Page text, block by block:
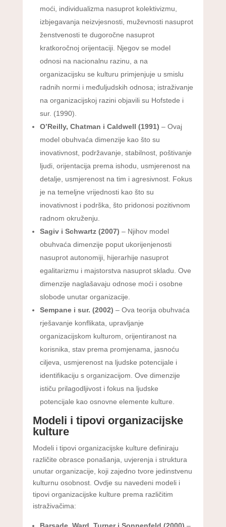
moći, individualizma nasuprot kolektivizmu,
izbjegavanja neizvjesnosti, muževnosti nasuprot
ženstvenosti te dugoročne nasuprot
kratkoročnoj orijentaciji. Njegov se model
odnosi na nacionalnu razinu, a na
organizacijsku se kulturu primjenjuje u smislu
radnih normi i međuljudskih odnosa; istraživanje
na organizacijskoj razini objavili su Hofstede i
sur. (1990).
O’Reilly, Chatman i Caldwell (1991) – Ovaj
model obuhvaća dimenzije kao što su
inovativnost, podržavanje, stabilnost, poštivanje
ljudi, orijentacija prema ishodu, usmjerenost na
detalje, usmjerenost na tim i agresivnost. Fokus
je na temeljne vrijednosti kao što su
inovativnost i podrška, što pridonosi pozitivnom
radnom okruženju.
Sagiv i Schwartz (2007) – Njihov model
obuhvaća dimenzije poput ukorijenjenosti
nasuprot autonomiji, hijerarhije nasuprot
egalitarizmu i majstorstva nasuprot skladu. Ove
dimenzije naglašavaju odnose moći i osobne
slobode unutar organizacije.
Sempane i sur. (2002) – Ova teorija obuhvaća
rješavanje konflikata, upravljanje
organizacijskom kulturom, orijentiranost na
korisnika, stav prema promjenama, jasnoću
ciljeva, usmjerenost na ljudske potencijale i
identifikaciju s organizacijom. Ove dimenzije
ističu prilagodljivost i fokus na ljudske
potencijale kao osnovne elemente kulture.
Modeli i tipovi organizacijske
kulture
Modeli i tipovi organizacijske kulture definiraju
različite obrasce ponašanja, uvjerenja i struktura
unutar organizacije, koji zajedno tvore jedinstvenu
kulturnu osobnost. Ovdje su navedeni modeli i
tipovi organizacijske kulture prema različitim
istraživačima:
Barsade, Ward, Turner i Sonnenfeld (2000) –